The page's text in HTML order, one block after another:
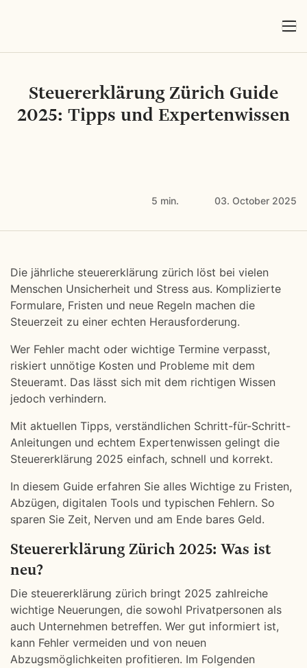
Steuererklärung Zürich Guide
2025: Tipps und Expertenwissen
5 min. 03. October 2025
Die jährliche steuererklärung zürich löst bei vielen
Menschen Unsicherheit und Stress aus. Komplizierte
Formulare, Fristen und neue Regeln machen die
Steuerzeit zu einer echten Herausforderung.
Wer Fehler macht oder wichtige Termine verpasst,
riskiert unnötige Kosten und Probleme mit dem
Steueramt. Das lässt sich mit dem richtigen Wissen
jedoch verhindern.
Mit aktuellen Tipps, verständlichen Schritt-für-Schritt-
Anleitungen und echtem Expertenwissen gelingt die
Steuererklärung 2025 einfach, schnell und korrekt.
In diesem Guide erfahren Sie alles Wichtige zu Fristen,
Abzügen, digitalen Tools und typischen Fehlern. So
sparen Sie Zeit, Nerven und am Ende bares Geld.
Steuererklärung Zürich 2025: Was ist
neu?
Die steuererklärung zürich bringt 2025 zahlreiche
wichtige Neuerungen, die sowohl Privatpersonen als
auch Unternehmen betreffen. Wer gut informiert ist,
kann Fehler vermeiden und von neuen
Abzugsmöglichkeiten profitieren. Im Folgenden